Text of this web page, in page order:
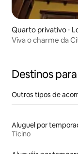
Quarto privativo ⋅
Viva o charme da
Destinos
Outros tipos de
Ticino